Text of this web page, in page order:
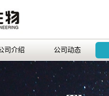
司介绍 公司动态